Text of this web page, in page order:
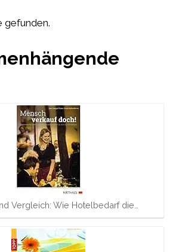
gefunden.
Vergleich: Wie Hotelbedarf die…